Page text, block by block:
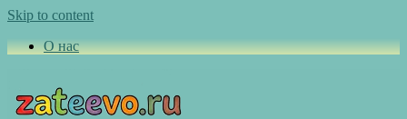
Skip to content
О нас